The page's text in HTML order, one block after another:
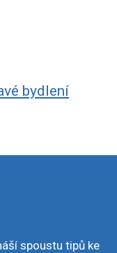
bydlení
spoustu tipů ke